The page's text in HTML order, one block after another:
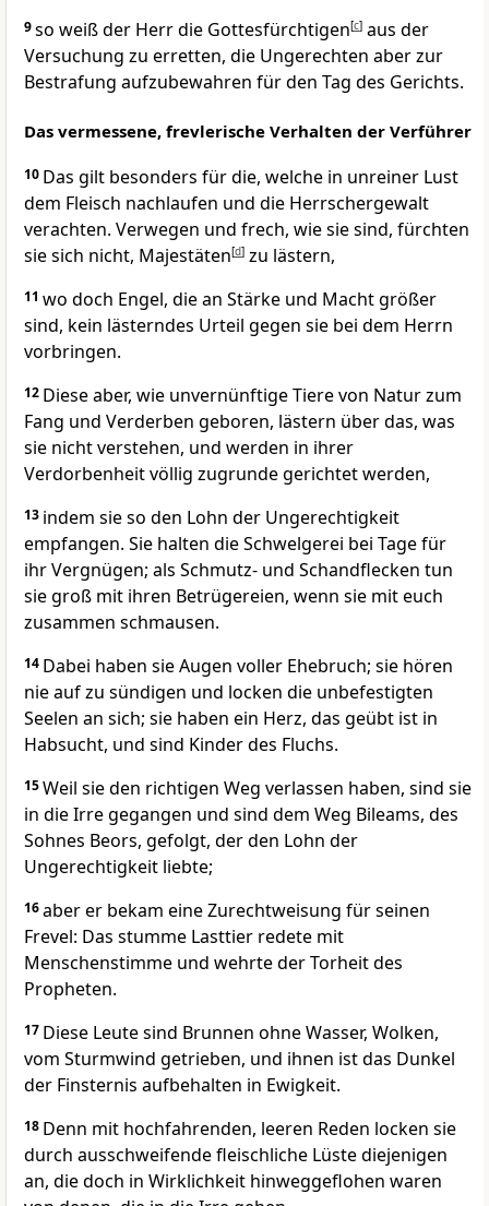
9so weiß der Herr die Gottesfürchtigen[c] aus der
Versuchung zu erretten, die Ungerechten aber zur
Bestrafung aufzubewahren für den Tag des Gerichts.
Das vermessene, frevlerische Verhalten der Verführer
10 Das gilt besonders für die, welche in unreiner Lust
dem Fleisch nachlaufen und die Herrschergewalt
verachten. Verwegen und frech, wie sie sind, fürchten
sie sich nicht, Majestäten[d] zu lästern,
11 wo doch Engel, die an Stärke und Macht größer
sind, kein lästerndes Urteil gegen sie bei dem Herrn
vorbringen.
12 Diese aber, wie unvernünftige Tiere von Natur zum
Fang und Verderben geboren, lästern über das, was
sie nicht verstehen, und werden in ihrer
Verdorbenheit völlig zugrunde gerichtet werden,
13 indem sie so den Lohn der Ungerechtigkeit
empfangen. Sie halten die Schwelgerei bei Tage für
ihr Vergnügen; als Schmutz- und Schandflecken tun
sie groß mit ihren Betrügereien, wenn sie mit euch
zusammen schmausen.
14 Dabei haben sie Augen voller Ehebruch; sie hören
nie auf zu sündigen und locken die unbefestigten
Seelen an sich; sie haben ein Herz, das geübt ist in
Habsucht, und sind Kinder des Fluchs.
15Weil sie den richtigen Weg verlassen haben, sind sie
in die Irre gegangen und sind dem Weg Bileams, des
Sohnes Beors, gefolgt, der den Lohn der
Ungerechtigkeit liebte;
16aber er bekam eine Zurechtweisung für seinen
Frevel: Das stumme Lasttier redete mit
Menschenstimme und wehrte der Torheit des
Propheten.
17 Diese Leute sind Brunnen ohne Wasser, Wolken,
vom Sturmwind getrieben, und ihnen ist das Dunkel
der Finsternis aufbehalten in Ewigkeit.
18 Denn mit hochfahrenden, leeren Reden locken sie
durch ausschweifende fleischliche Lüste diejenigen
an, die doch in Wirklichkeit hinweggeflohen waren